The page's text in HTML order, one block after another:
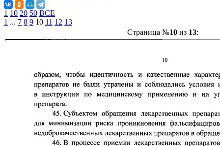
1 10 20 50 ВСЕ
1 ... 7 8 9 10 11 12 13
Страница №10из 13: